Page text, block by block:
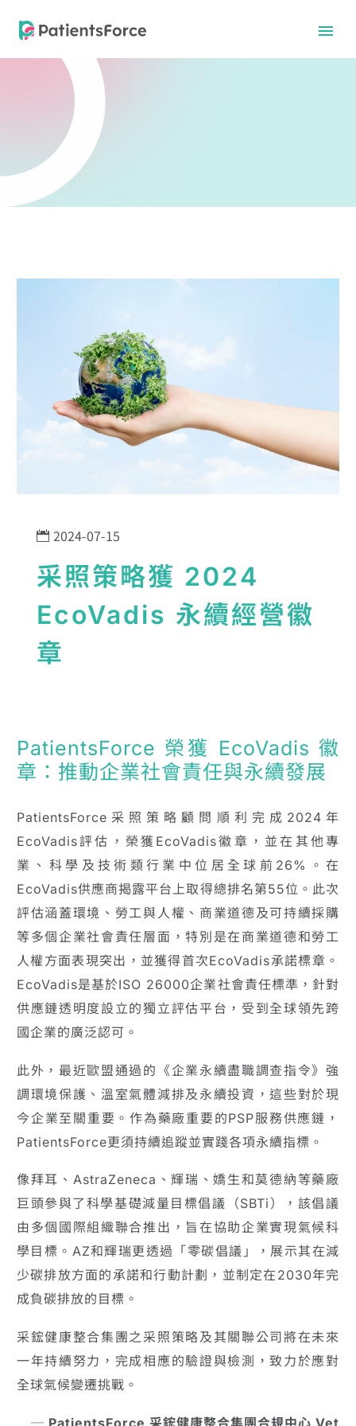
2024-07-15
采照策略獲 2024
EcoVadis 永續經營徽
章
PatientsForce 榮獲 EcoVadis 徽
章：推動企業社會責任與永續發展
PatientsForce采照策略顧問順利完成2024年
EcoVadis評估，榮獲EcoVadis徽章，並在其他專
業、科學及技術類行業中位居全球前26%。在
EcoVadis供應商揭露平台上取得總排名第55位。此次
評估涵蓋環境、勞工與人權、商業道德及可持續採購
等多個企業社會責任層面，特別是在商業道德和勞工
人權方面表現突出，並獲得首次EcoVadis承諾標章。
EcoVadis是基於ISO 26000企業社會責任標準，針對
供應鏈透明度設立的獨立評估平台，受到全球領先跨
國企業的廣泛認可。
此外，最近歐盟通過的《企業永續盡職調查指令》強
調環境保護、溫室氣體減排及永續投資，這些對於現
今企業至關重要。作為藥廠重要的PSP服務供應鏈，
PatientsForce更須持續追蹤並實踐各項永續指標。
像拜耳、AstraZeneca、輝瑞、嬌生和莫德納等藥廠
巨頭參與了科學基礎減量目標倡議（SBTi），該倡議
由多個國際組織聯合推出，旨在協助企業實現氣候科
學目標。AZ和輝瑞更透過「零碳倡議」，展示其在減
少碳排放方面的承諾和行動計劃，並制定在2030年完
成負碳排放的目標。
采鋐健康整合集團之采照策略及其關聯公司將在未來
一年持續努力，完成相應的驗證與檢測，致力於應對
全球氣候變遷挑戰。
─ PatientsForce 采鋐健康整合集團合規中心 Vet